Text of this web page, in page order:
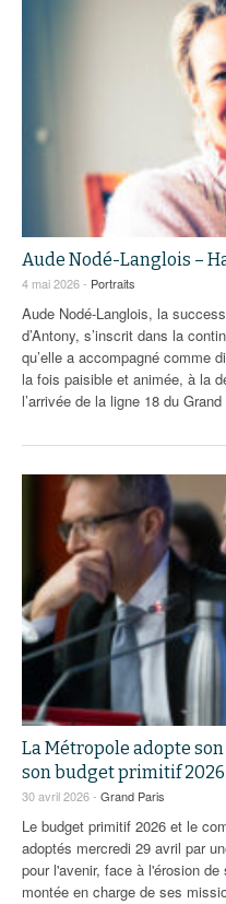
Aude Nodé-Langlois –
4 mai 2026 - Portraits
Aude Nodé-Langlois, la
d’Antony, s’inscrit dans la
qu’elle a accompagné comme
la fois paisible et animée, à la
l’arrivée de la ligne 18 du
La Métropole adopte
son budget primitif 2026
30 avril 2026 - Grand Paris
Le budget primitif 2026 et le
adoptés mercredi 29 avril par
pour l'avenir, face à l'érosion
montée en charge de ses